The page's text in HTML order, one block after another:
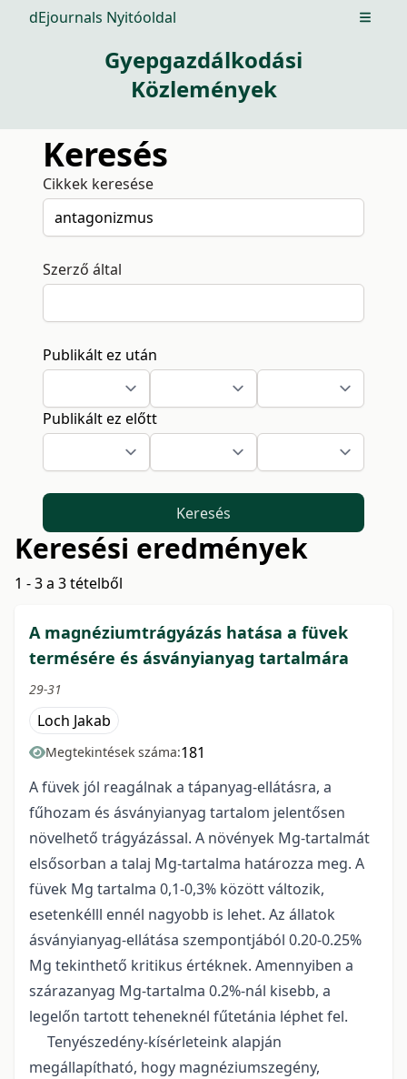
dEjournals Nyitóoldal Open
Gyepgazdálkodási
Közlemények
Keresés
Cikkek keresése
Szerző által
Publikált ez után
Publikált ez előtt
Keresés
Keresési eredmények
1 - 3 a 3 tételből
A magnéziumtrágyázás hatása a füvek
termésére és ásványianyag tartalmára
29-31
Loch Jakab
Megtekintések száma:181
A füvek jól reagálnak a tápanyag-ellátásra, a
fűhozam és ásványianyag tartalom jelentősen
növelhető trágyázással. A növények Mg-tartalmát
elsősorban a talaj Mg-tartalma határozza meg. A
füvek Mg tartalma 0,1-0,3% között változik,
esetenkélll ennél nagyobb is lehet. Az állatok
ásványianyag-ellátása szempontjából 0.20-0.25%
Mg tekinthető kritikus értéknek. Amennyiben a
szárazanyag Mg-tartalma 0.2%-nál kisebb, a
legelőn tartott teheneknél fűtetánia léphet fel.
Tenyészedény-kísérleteink alapján
megállapítható, hogy magnéziumszegény,